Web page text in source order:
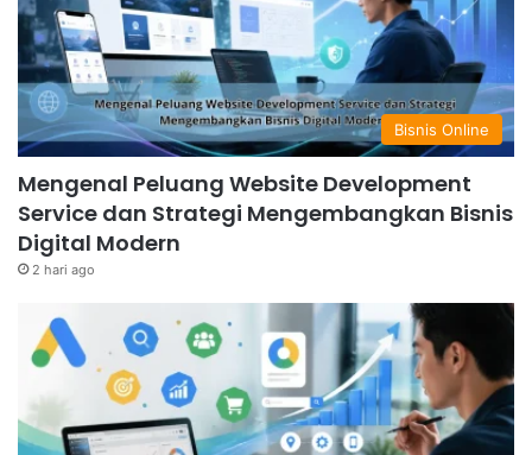
Bisnis Online
Mengenal Peluang Website Development
Service dan Strategi Mengembangkan Bisnis
Digital Modern
2 hari ago